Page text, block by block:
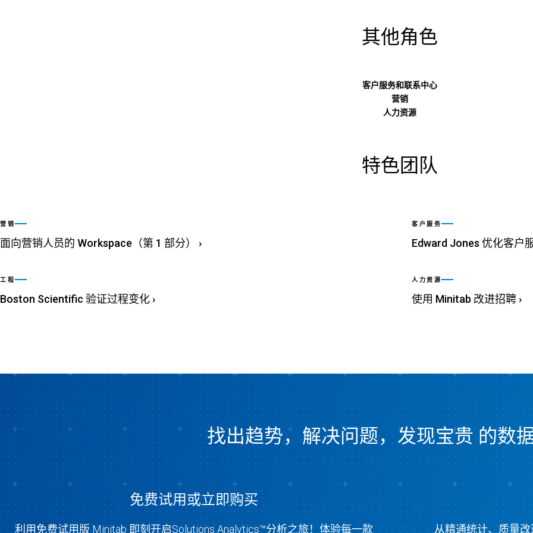
其他角色
客户服务和联系中心
营销
人力资源
特色团队
营销
面向营销人员的 Workspace（第 1 部分） ›
客户服务
Edward Jones 优化客户
工程
Boston Scientific 验证过程变化 ›
人力资源
使用 Minitab 改进招聘 ›
找出趋势，解决问题，发现宝贵 的数
免费试用或立即购买
利用免费试用版 Minitab 即刻开启Solutions Analytics™分析之旅！体验每一款 从精通统计、质量